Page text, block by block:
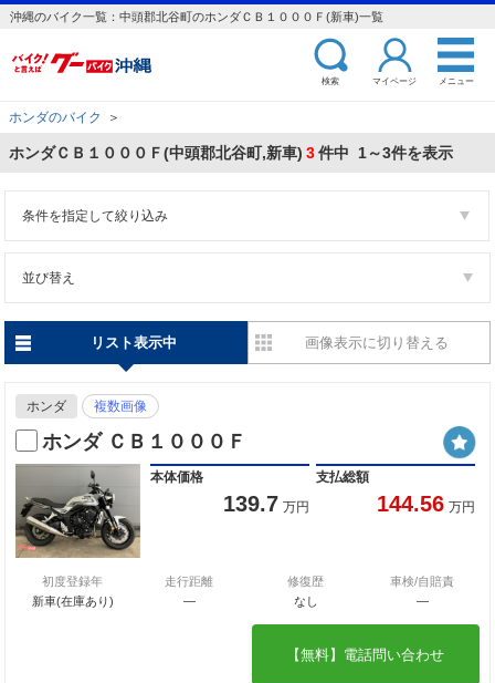
沖縄のバイク一覧：中頭郡北谷町のホンダＣＢ１０００Ｆ(新車)一覧
検索 マイページ メニュー
ホンダのバイク ＞
ホンダＣＢ１０００Ｆ(中頭郡北谷町,新車) 3件中 1～3件を表示
条件を指定して絞り込み
並び替え
リスト表示中 画像表示に切り替える
ホンダ 複数画像
ホンダ ＣＢ１０００Ｆ
本体価格
139.7 万円
支払総額
144.56 万円
初度登録年
新車(在庫あり)
走行距離
―
修復歴
なし
車検/自賠責
―
【無料】電話問い合わせ